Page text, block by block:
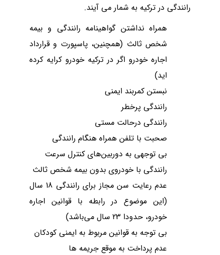
رانندگی در ترکیه به شمار می آیند.
همراه نداشتن گواهینامه رانندگی و بیمه
شخص ثالث (همچنین، پاسپورت و قرارداد
اجاره خودرو اگر در ترکیه خودرو کرایه کرده
اید)
نبستن کمربند ایمنی
رانندگی پرخطر
رانندگی درحالت مستی
صحبت با تلفن همراه هنگام رانندگی
بی توجهی به دوربین‌های کنترل سرعت
رانندگی با خودروی بدون بیمه شخص ثالث
عدم رعایت سن مجاز برای رانندگی 18 سال
(این موضوع در رابطه با قوانین اجاره
خودرو، حدودا 23 سال می‌باشد)
بی توجه به قوانین مربوط به ایمنی کودکان
عدم پرداخت به موقع جریمه ها